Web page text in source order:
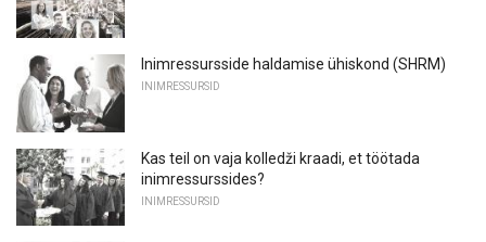
Inimressursside haldamise ühiskond (SHRM)
INIMRESSURSID
Kas teil on vaja kolledži kraadi, et töötada
inimressurssides?
INIMRESSURSID